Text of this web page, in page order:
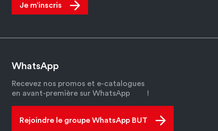
Je m’inscris
WhatsApp
Recevez nos promos et e-catalogues
en avant-première sur WhatsApp
!
Rejoindre le groupe WhatsApp BUT